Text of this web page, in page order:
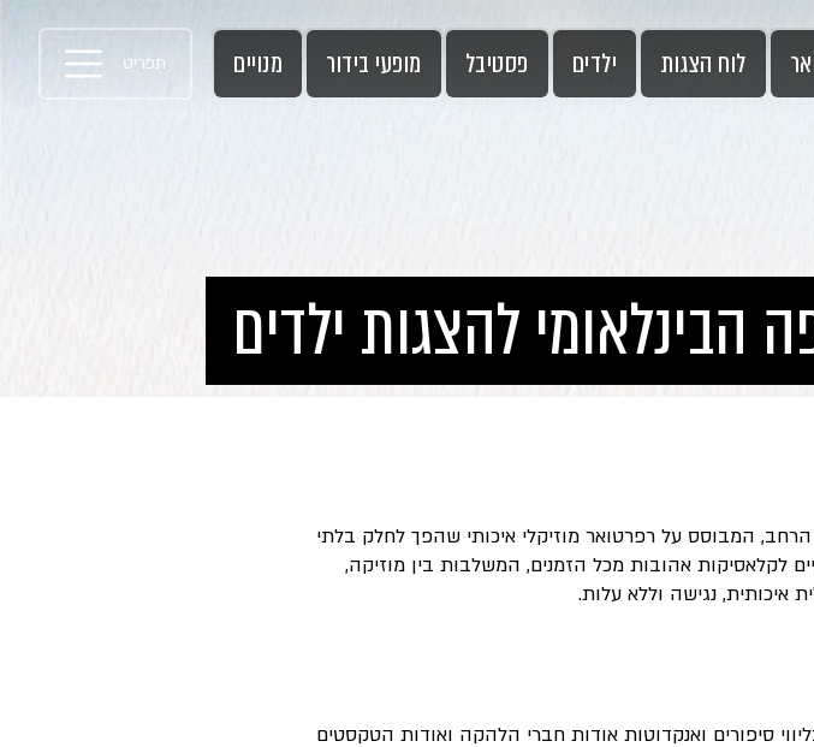
לוח הצגות ילדים פסטיבל מופעי בידור מנויים תפריט
הבינלאומי להצגות ילדים
הרחב, המבוסס על רפרטואר מוזיקלי איכותי שהפך לחלק בלתי
לקלאסיקות אהובות מכל הזמנים, המשלבות בין מוזיקה,
איכותית, נגישה וללא עלות.
סיפורים ואנקדוטות אודות חברי הלהקה ואודות הטקסטים